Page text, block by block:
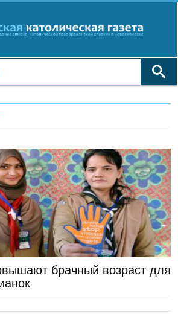
брачный возраст для